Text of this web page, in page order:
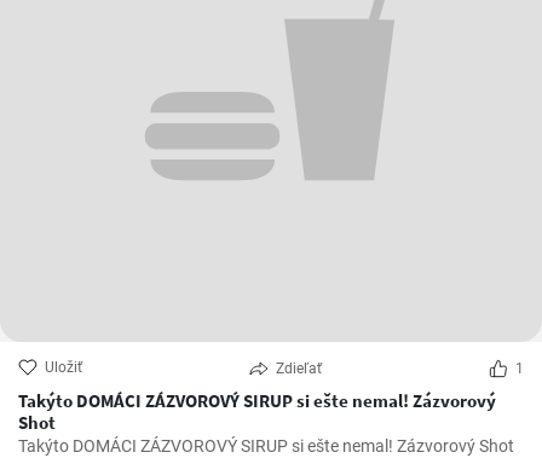
Uložiť Zdieľať 1
Takýto DOMÁCI ZÁZVOROVÝ SIRUP si ešte nemal! Zázvorový
Shot
Takýto DOMÁCI ZÁZVOROVÝ SIRUP si ešte nemal! Zázvorový Shot